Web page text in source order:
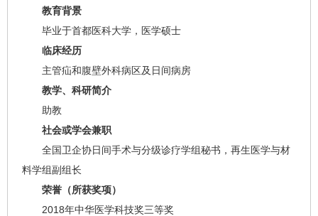
教育背景
毕业于首都医科大学，医学硕士
临床经历
主管疝和腹壁外科病区及日间病房
教学、科研简介
助教
社会或学会兼职
全国卫企协日间手术与分级诊疗学组秘书，再生医学与材
料学组副组长
荣誉（所获奖项）
2018年中华医学科技奖三等奖